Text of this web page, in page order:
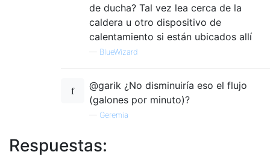
de ducha? Tal vez lea cerca de la
caldera u otro dispositivo de
calentamiento si están ubicados allí
— BlueWizard
@garik ¿No disminuiría eso el flujo
(galones por minuto)?
— Geremia
Respuestas: